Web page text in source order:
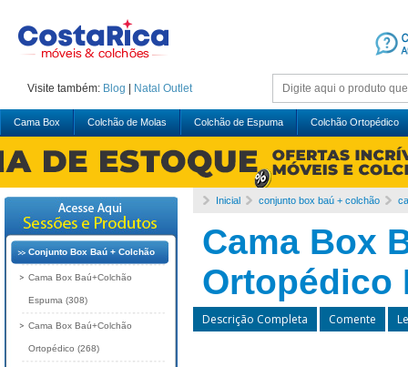
Visite também: Blog Natal Outlet
Cama Box Colchão de Molas Colchão de Espuma Colchão Ortopédico
Inicial conjunto box baú + colchão
Cama Box
Ortopédico
Descrição Completa Comente
Conjunto Box Baú + Colchão
Cama Box Baú+Colchão
Espuma (308)
Cama Box Baú+Colchão
Ortopédico (268)